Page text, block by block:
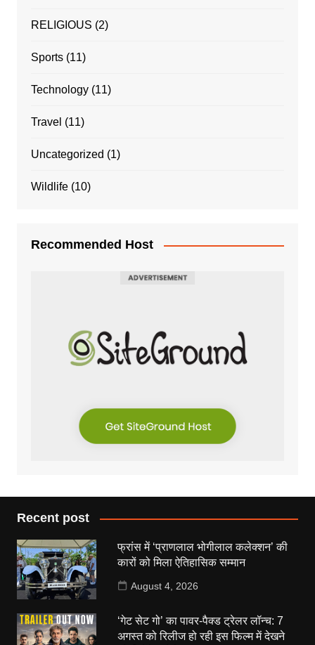
RELIGIOUS (2)
Sports(11)
Technology(11)
Travel (11)
Uncategorized (1)
Wildlife(10)
Recommended Host
Recent post
फ्रांस में ‘प्राणलाल भोगीलाल कलेक्शन’ की
कारों को मिला ऐतिहासिक सम्मान
August 4, 2026
‘गेट सेट गो’ का पावर-पैक्ड ट्रेलर लॉन्च: 7
अगस्त को रिलीज हो रही इस फिल्म में देखने